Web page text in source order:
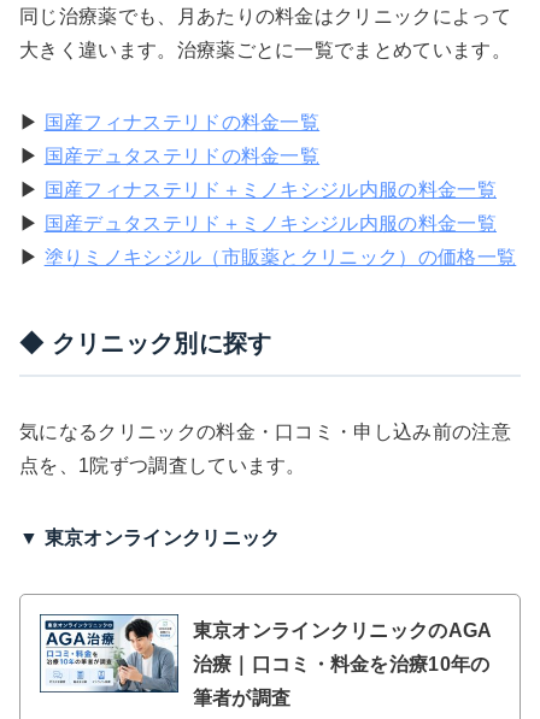
同じ治療薬でも、月あたりの料金はクリニックによって
大きく違います。治療薬ごとに一覧でまとめています。
▶ 国産フィナステリドの料金一覧
▶ 国産デュタステリドの料金一覧
▶ 国産フィナステリド＋ミノキシジル内服の料金一覧
▶ 国産デュタステリド＋ミノキシジル内服の料金一覧
▶ 塗りミノキシジル（市販薬とクリニック）の価格一覧
◆ クリニック別に探す
気になるクリニックの料金・口コミ・申し込み前の注意
点を、1院ずつ調査しています。
▼ 東京オンラインクリニック
東京オンラインクリニックのAGA
治療｜口コミ・料金を治療10年の
筆者が調査